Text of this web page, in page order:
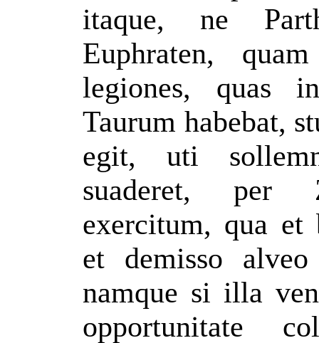
itaque, ne
Euphraten,
legiones, quas
Taurum habebat,
egit, uti
suaderet, per
exercitum, qua et
et demisso
namque si illa
opportunitate